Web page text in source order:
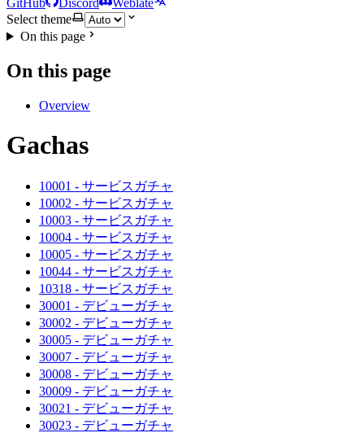
GitHub Discord
Weblate
Select theme
On this page
On this page
Overview
Gachas
10001 - サービスガチャ
10002 - サービスガチャ
10003 - サービスガチャ
10004 - サービスガチャ
10005 - サービスガチャ
10044 - サービスガチャ
10318 - サービスガチャ
30001 - デビューガチャ
30002 - デビューガチャ
30005 - デビューガチャ
30007 - デビューガチャ
30008 - デビューガチャ
30009 - デビューガチャ
30021 - デビューガチャ
30023 - デビューガチャ